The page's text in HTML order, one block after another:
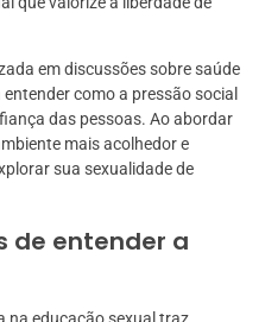
em discussões sobre saúde
como a pressão social
das pessoas. Ao abordar
mais acolhedor e
sua sexualidade de
de entender a